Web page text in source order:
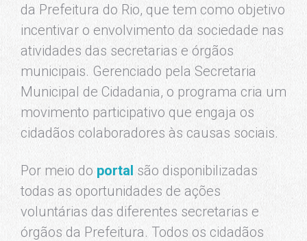
da Prefeitura do Rio, que tem como objetivo
incentivar o envolvimento da sociedade nas
atividades das secretarias e órgãos
municipais. Gerenciado pela Secretaria
Municipal de Cidadania, o programa cria um
movimento participativo que engaja os
cidadãos colaboradores às causas sociais.
Por meio do portal são disponibilizadas
todas as oportunidades de ações
voluntárias das diferentes secretarias e
órgãos da Prefeitura. Todos os cidadãos